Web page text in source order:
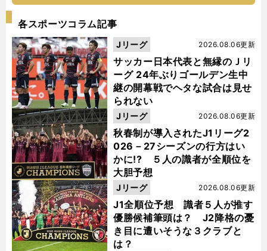
各スポーツコラム記事
サッカー日本代表と無縁のＪリ
ーグ 24年ぶりゴールデン生中
継の開幕戦でヘタな試合は見せ
られない
2026.08.06更新
Jリーグ
秋春制が導入されたJ1リーグ2
026－27シーズンの行方はい
かに!? ５人の識者が全順位を
大胆予想
2026.08.06更新
Jリーグ
J1全順位予想 識者５人が推す
優勝候補筆頭は？ J2降格の憂
き目に遭いそうな３クラブと
は？
2026.08.06更新
Jリーグ